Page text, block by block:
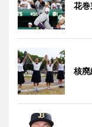
花
核